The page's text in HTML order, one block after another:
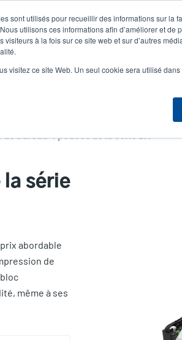
sont utilisés pour recueillir des informations sur la
utilisons ces informations afin d’améliorer et de
à la fois sur ce site web et sur d’autres
visitez ce site Web. Un seul cookie sera utilisé
User
Nouvelles
Header
bureau 4 pouces de la série DA
la série
abordable
de
même à ses